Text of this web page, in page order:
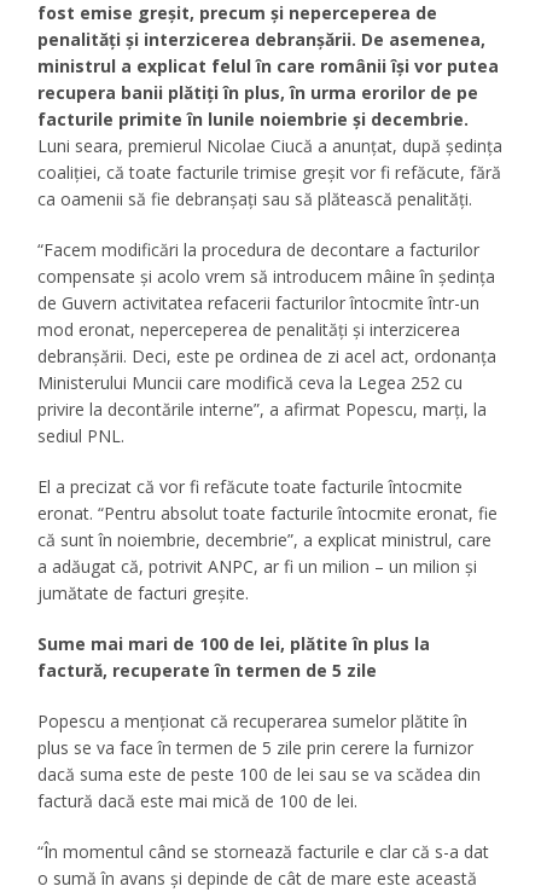
fost emise greșit, precum și neperceperea de
penalităţi şi interzicerea debranşării. De asemenea,
ministrul a explicat felul în care românii își vor putea
recupera banii plătiți în plus, în urma erorilor de pe
facturile primite în lunile noiembrie și decembrie.
Luni seara, premierul Nicolae Ciucă a anunțat, după ședința
coaliției, că toate facturile trimise greșit vor fi refăcute, fără
ca oamenii să fie debranşaţi sau să plătească penalități.
“Facem modificări la procedura de decontare a facturilor
compensate şi acolo vrem să introducem mâine în şedinţa
de Guvern activitatea refacerii facturilor întocmite într-un
mod eronat, neperceperea de penalităţi şi interzicerea
debranşării. Deci, este pe ordinea de zi acel act, ordonanţa
Ministerului Muncii care modifică ceva la Legea 252 cu
privire la decontările interne”, a afirmat Popescu, marţi, la
sediul PNL.
El a precizat că vor fi refăcute toate facturile întocmite
eronat. “Pentru absolut toate facturile întocmite eronat, fie
că sunt în noiembrie, decembrie”, a explicat ministrul, care
a adăugat că, potrivit ANPC, ar fi un milion – un milion şi
jumătate de facturi greşite.
Sume mai mari de 100 de lei, plătite în plus la
factură, recuperate în termen de 5 zile
Popescu a menţionat că recuperarea sumelor plătite în
plus se va face în termen de 5 zile prin cerere la furnizor
dacă suma este de peste 100 de lei sau se va scădea din
factură dacă este mai mică de 100 de lei.
“În momentul când se stornează facturile e clar că s-a dat
o sumă în avans şi depinde de cât de mare este această